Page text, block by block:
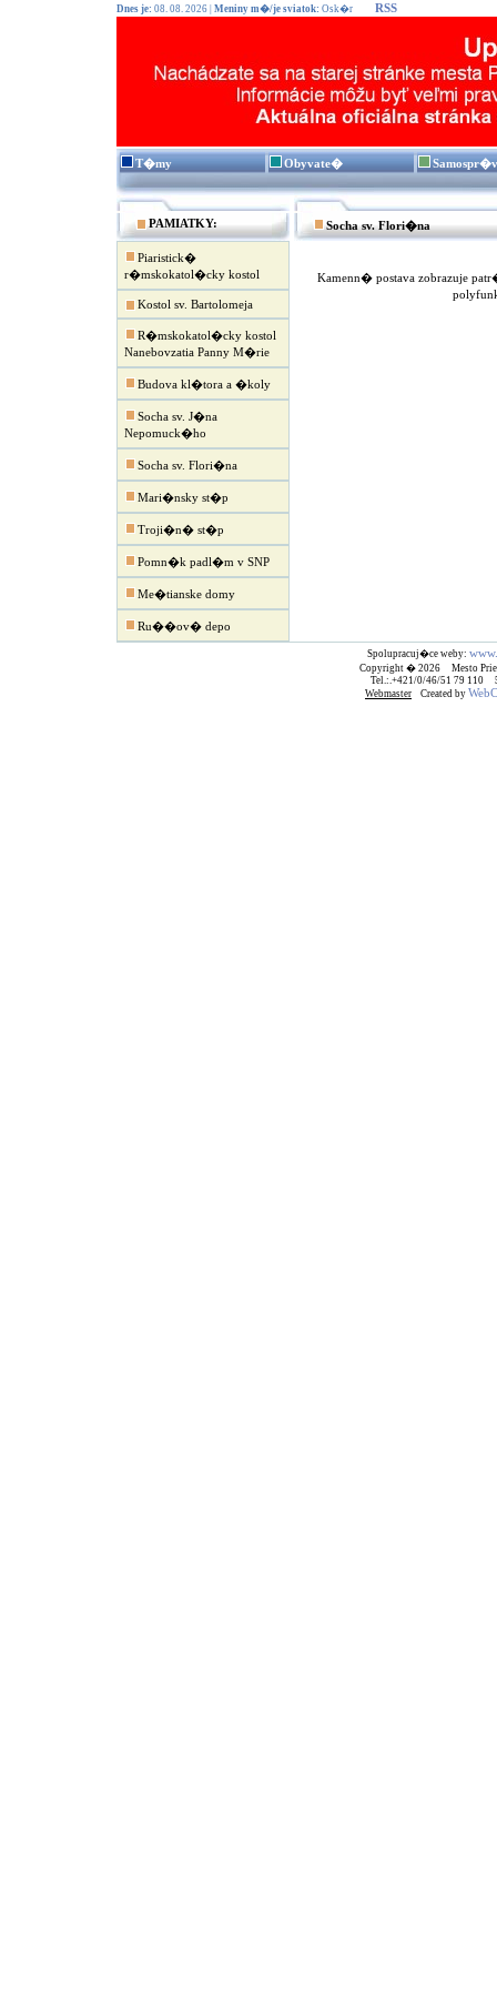
Dnes je: 08. 08. 2026 | Meniny m�/je sviatok: Osk�r RSS
T�my Obyvate�
PAMIATKY:
Piaristick�
r�mskokatol�cky kostol
Kostol sv. Bartolomeja
R�mskokatol�cky kostol
Nanebovzatia Panny M�rie
Budova kl�tora a �koly
Socha sv. J�na
Nepomuck�ho
Socha sv. Flori�na
Mari�nsky st�p
Troji�n� st�p
Pomn�k padl�m v SNP
Me�tianske domy
Ru��ov� depo
Socha sv. Flori�na
Kamenn� postava zobrazuje
Spolupracuj�ce weby:
Copyright � 2026 Mesto
Tel.:.+421/0/46/51 79 110
Webmaster Created by